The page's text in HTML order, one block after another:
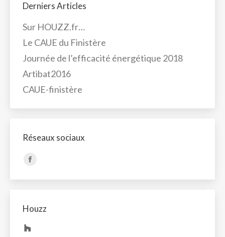
Derniers Articles
Sur HOUZZ.fr…
Le CAUE du Finistère
Journée de l’efficacité énergétique 2018
Artibat2016
CAUE-finistère
Réseaux sociaux
Trouvez nous sur :
La
page
s'ouvre
une
Houzz